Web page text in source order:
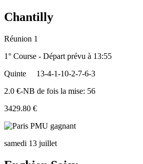
Chantilly
Réunion 1
1° Course - Départ prévu à 13:55
Quinte
13-4-1-10-2-7-6-3
2.0 €-NB de fois la mise: 56
3429.80 €
samedi 13 juillet